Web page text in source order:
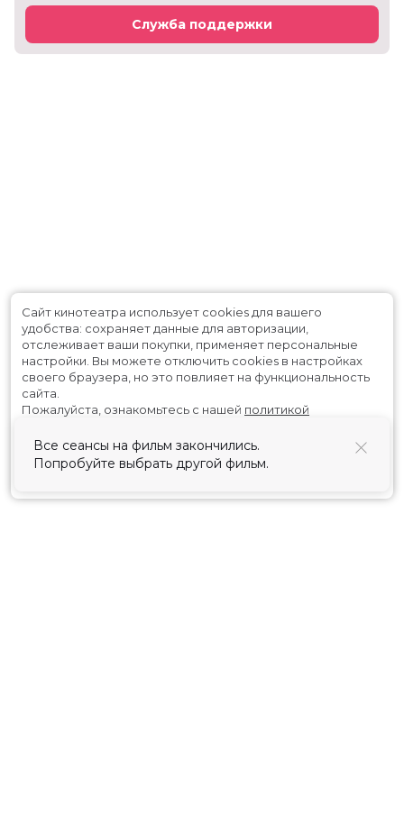
Служба поддержки
Все сеансы на фильм закончились.
Попробуйте выбрать другой фильм.
Сайт кинотеатра использует cookies для вашего
удобства: сохраняет данные для авторизации,
отслеживает ваши покупки, применяет персональные
настройки. Вы можете отключить cookies в настройках
своего браузера, но это повлияет на функциональность
сайта.
Пожалуйста, ознакомьтесь с нашей политикой
Принять